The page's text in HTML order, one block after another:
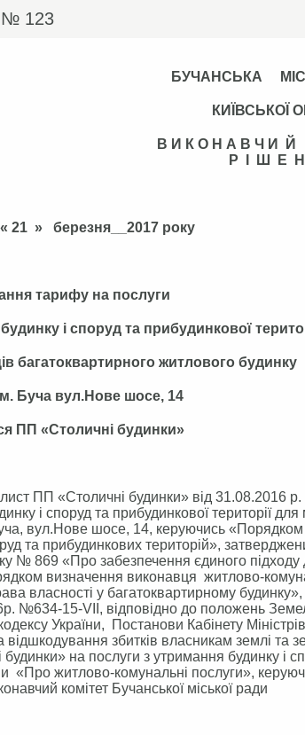
№ 123
БУЧАНСЬКА
КИЇВСЬКОЇ
В И К О Н А В Ч И
Р І Ш Е
« 21 »
тарифу на послуги
і споруд та прибудинкової
багатоквартирного житлового будинку
Буча вул.Нове шосе, 14
ПП «Столичні будинки»
ПП «Столичні будинки» від 31.08.2016
і споруд та прибудинкової території
вул.Нове шосе, 14, керуючись
та прибудинкових територій»,
№ 869 «Про забезпечення єдиного
визначення виконавця житлово-
власності у багатоквартирному будинку»,
№634-15-VII, відповідно до положень
України, Постанови Кабінету
відшкодування збитків власникам землі
на послуги з утримання будинку і
«Про житлово-комунальні послуги»,
комітет Бучанської міської ради